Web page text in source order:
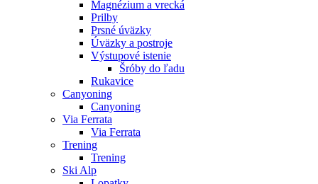
Magnézium a vrecká
Prilby
Prsné úväzky
Úväzky a postroje
Výstupové istenie
Šróby do ľadu
Rukavice
Canyoning
Canyoning
Via Ferrata
Via Ferrata
Trening
Trening
Ski Alp